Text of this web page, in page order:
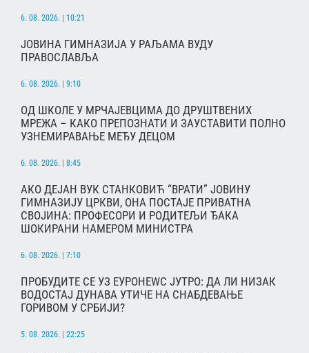
6. 08. 2026. | 10:21
ЈОВИНА ГИМНАЗИЈА У РАЉАМА ВУДУ
ПРАВОСЛАВЉА
6. 08. 2026. | 9:10
ОД ШКОЛЕ У МРЧАЈЕВЦИМА ДО ДРУШТВЕНИХ
МРЕЖА – КАКО ПРЕПОЗНАТИ И ЗАУСТАВИТИ ПОЛНО
УЗНЕМИРАВАЊЕ МЕЂУ ДЕЦОМ
6. 08. 2026. | 8:45
АКО ДЕЈАН ВУК СТАНКОВИЋ “ВРАТИ” ЈОВИНУ
ГИМНАЗИЈУ ЦРКВИ, ОНА ПОСТАЈЕ ПРИВАТНА
СВОЈИНА: ПРОФЕСОРИ И РОДИТЕЉИ ЂАКА
ШОКИРАНИ НАМЕРОМ МИНИСТРА
6. 08. 2026. | 7:10
ПРОБУДИТЕ СЕ УЗ ЕУРОНЕWС ЈУТРО: ДА ЛИ НИЗАК
ВОДОСТАЈ ДУНАВА УТИЧЕ НА СНАБДЕВАЊЕ
ГОРИВОМ У СРБИЈИ?
5. 08. 2026. | 22:25